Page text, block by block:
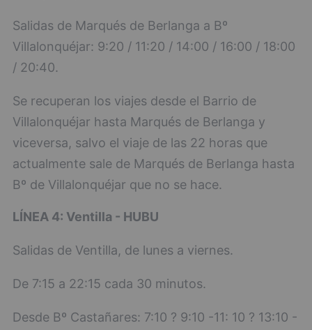
Salidas de Marqués de Berlanga a Bº
Villalonquéjar: 9:20 / 11:20 / 14:00 / 16:00 / 18:00
/ 20:40.
Se recuperan los viajes desde el Barrio de
Villalonquéjar hasta Marqués de Berlanga y
viceversa, salvo el viaje de las 22 horas que
actualmente sale de Marqués de Berlanga hasta
Bº de Villalonquéjar que no se hace.
LÍNEA 4: Ventilla - HUBU
Salidas de Ventilla, de lunes a viernes.
De 7:15 a 22:15 cada 30 minutos.
Desde Bº Castañares: 7:10 ? 9:10 -11: 10 ? 13:10 -